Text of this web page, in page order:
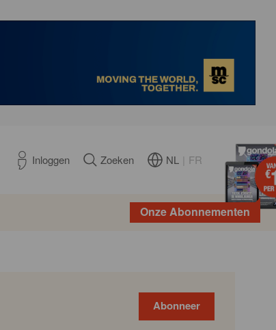
Inloggen Zoeken NL FR
Onze Abonnementen
Abonneer